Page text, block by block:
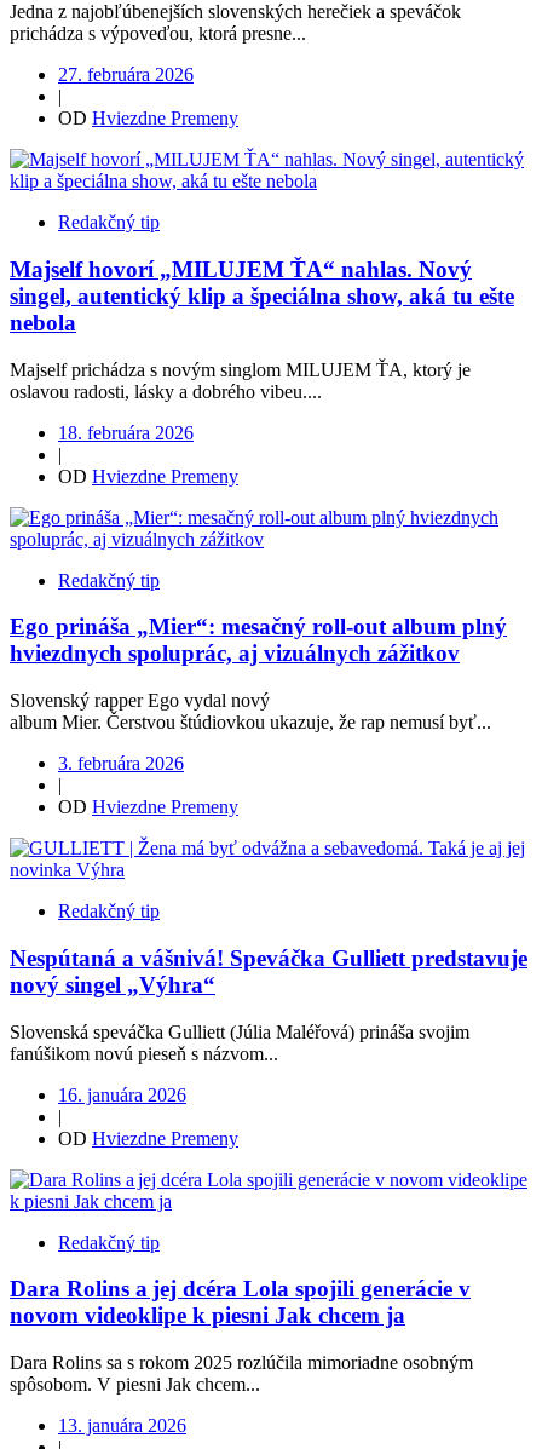
Jedna z najobľúbenejších slovenských herečiek a speváčok
prichádza s výpoveďou, ktorá presne...
27. februára 2026
|
OD Hviezdne Premeny
Redakčný tip
Majself hovorí „MILUJEM ŤA“ nahlas. Nový
singel, autentický klip a špeciálna show, aká tu ešte
nebola
Majself prichádza s novým singlom MILUJEM ŤA, ktorý je
oslavou radosti, lásky a dobrého vibeu....
18. februára 2026
|
OD Hviezdne Premeny
Redakčný tip
Ego prináša „Mier“: mesačný roll-out album plný
hviezdnych spoluprác, aj vizuálnych zážitkov
Slovenský rapper Ego vydal nový
album Mier. Čerstvou štúdiovkou ukazuje, že rap nemusí byť...
3. februára 2026
|
OD Hviezdne Premeny
Redakčný tip
Nespútaná a vášnivá! Speváčka Gulliett predstavuje
nový singel „Výhra“
Slovenská speváčka Gulliett (Júlia Maléřová) prináša svojim
fanúšikom novú pieseň s názvom...
16. januára 2026
|
OD Hviezdne Premeny
Redakčný tip
Dara Rolins a jej dcéra Lola spojili generácie v
novom videoklipe k piesni Jak chcem ja
Dara Rolins sa s rokom 2025 rozlúčila mimoriadne osobným
spôsobom. V piesni Jak chcem...
13. januára 2026